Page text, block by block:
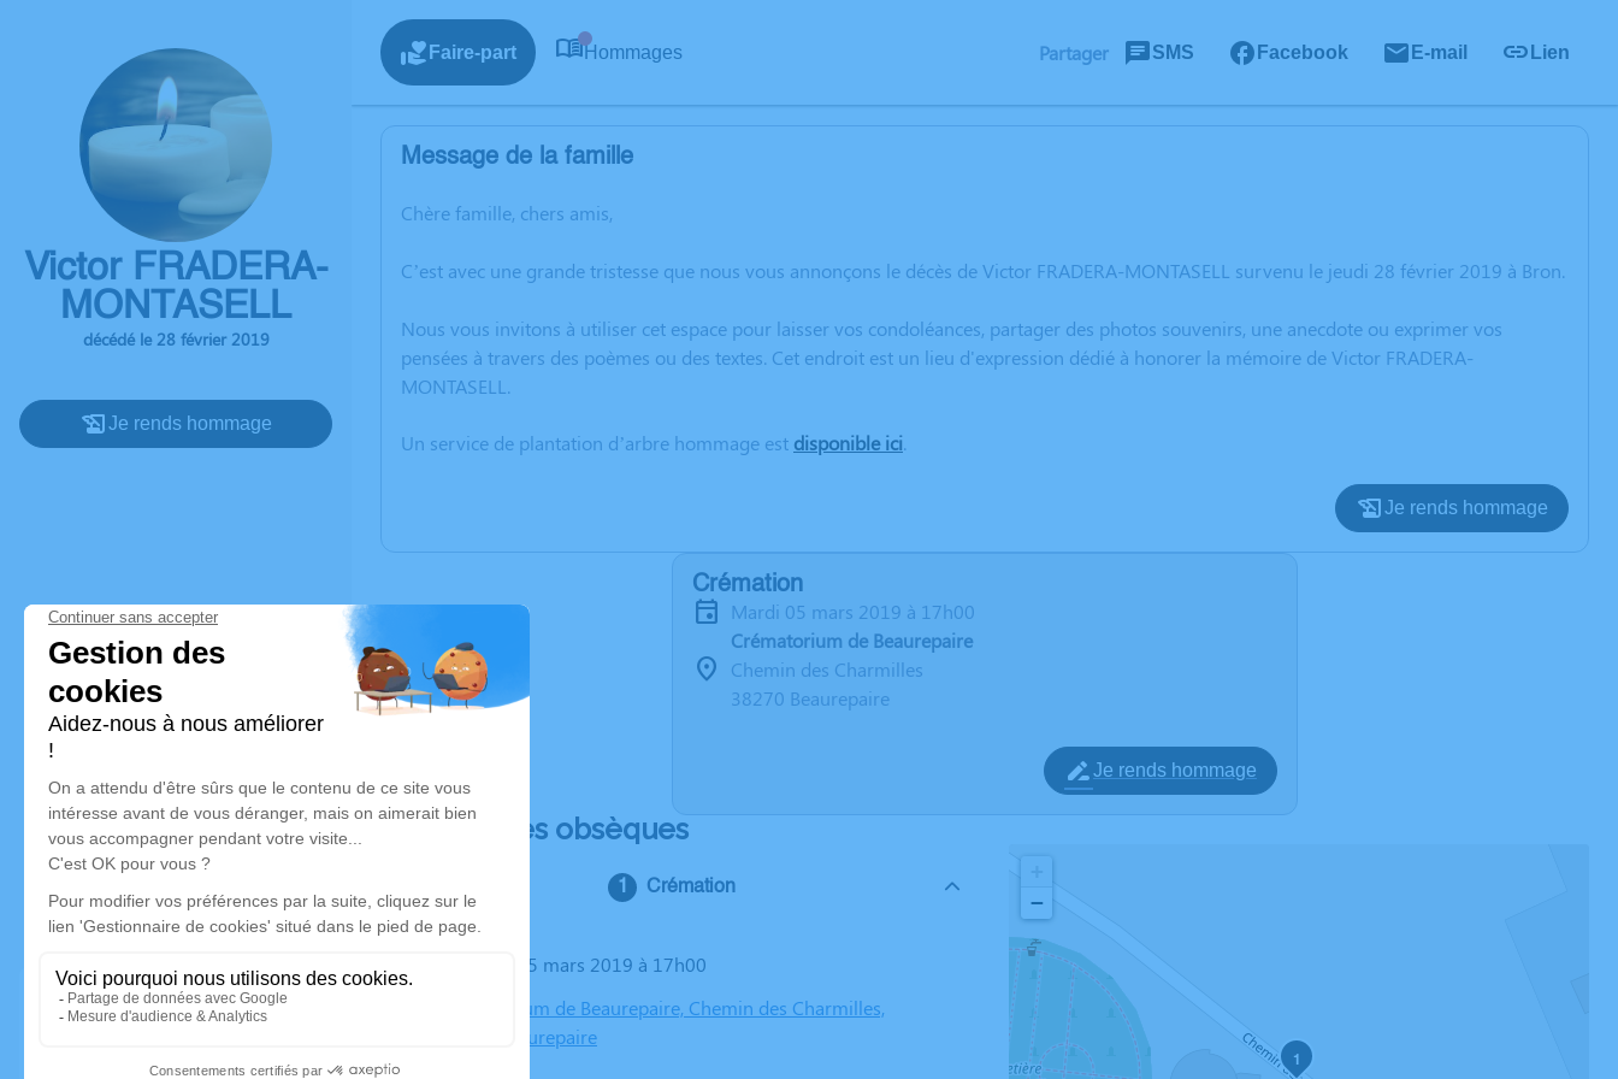
Victor FRADERA-
MONTASELL
décédé le 28 février 2019
Je rends hommage
Faire-part Hommages Partager SMS Facebook E-mail Lien
Message de la famille
Chère famille, chers amis,
C’est avec une grande tristesse que nous vous annonçons le décès de Victor FRADERA-MONTASELL survenu le jeudi 28 février 2019 à Bron.
Nous vous invitons à utiliser cet espace pour laisser vos condoléances, partager des photos souvenirs, une anecdote ou exprimer vos
pensées à travers des poèmes ou des textes. Cet endroit est un lieu d'expression dédié à honorer la mémoire de Victor FRADERA-
MONTASELL.
Un service de plantation d’arbre hommage est disponible ici.
Je rends hommage
Crémation
mardi 05 mars 2019 à 17h00
Crématorium de Beaurepaire
Chemin des Charmilles
38270 Beaurepaire
Je rends hommage
Déroulé des obsèques
Crémation
Le mardi 05 mars 2019 à 17h00
Crématorium de Beaurepaire, Chemin des Charmilles,
38270 Beaurepaire
1
−